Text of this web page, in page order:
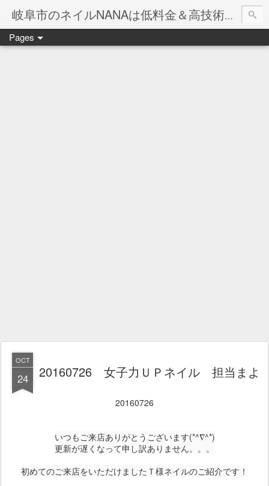
岐阜市のネイルNANAは低料金＆高技術のお店
ネイル岐阜市NANAです♪♪
Pages
OCT
24 20160726 女子力ＵＰネイル 担当まよ
20160726
いつもご来店ありがとうございます(*^∇^*)
更新が遅くなって申し訳ありません。。。
初めてのご来店をいただけましたＴ様ネイルのご紹介です！